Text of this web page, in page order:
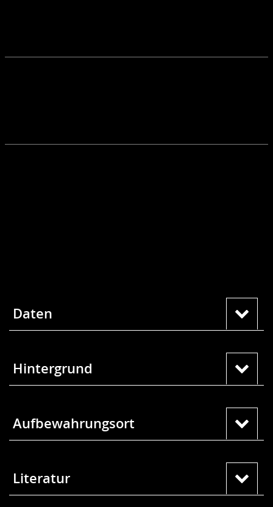
Daten
Hintergrund
Aufbewahrungsort
Literatur